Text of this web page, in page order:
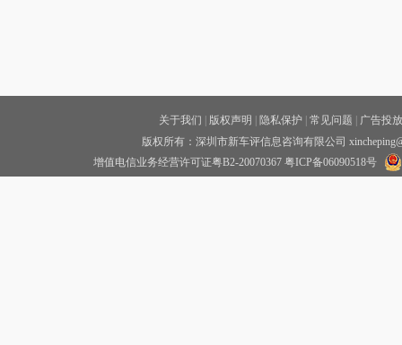
关于我们 版权声明 隐私保护 常见问题
广告投放
版权所有：深圳市新车评信息咨询有限公司
增值电信业务经营许可证粤B2-20070367 粤ICP备06090518号